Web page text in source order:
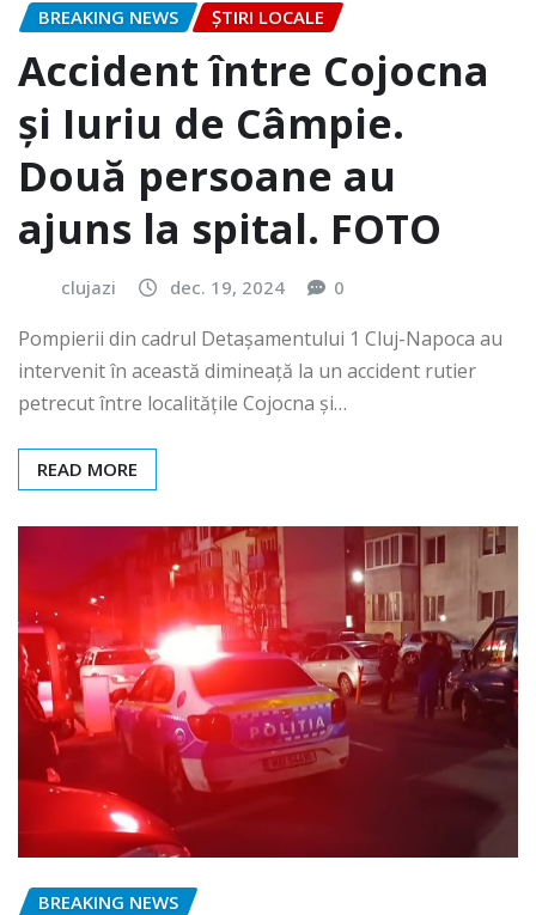
BREAKING NEWS ȘTIRI LOCALE
Accident între Cojocna
și Iuriu de Câmpie.
Două persoane au
ajuns la spital. FOTO
clujazi dec. 19, 2024 0
Pompierii din cadrul Detașamentului 1 Cluj-Napoca au
intervenit în această dimineață la un accident rutier
petrecut între localitățile Cojocna și…
READ MORE
BREAKING NEWS